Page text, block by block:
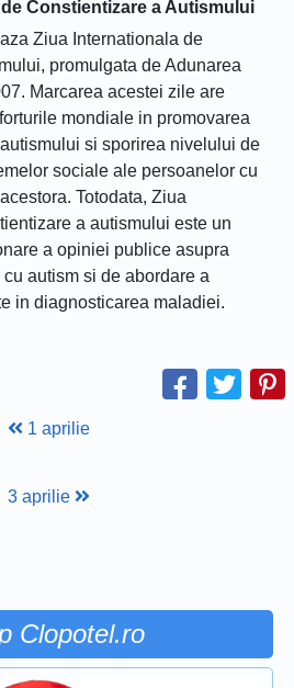
Constientizare a Autismului
Ziua Internationala de
promulgata de Adunarea
Marcarea acestei zile are
mondiale in promovarea
si sporirea nivelului de
sociale ale persoanelor cu
Totodata, Ziua
a autismului este un
a opiniei publice asupra
autism si de abordare a
in diagnosticarea maladiei.
1 aprilie
3 aprilie
Clopotel.ro